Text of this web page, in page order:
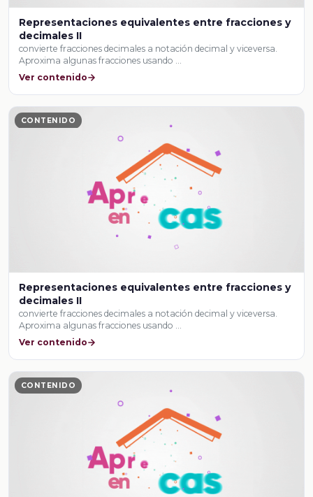
Representaciones equivalentes entre fracciones y
decimales II
convierte fracciones decimales a notación decimal y viceversa.
Aproxima algunas fracciones usando …
Ver contenido
CONTENIDO
Representaciones equivalentes entre fracciones y
decimales II
convierte fracciones decimales a notación decimal y viceversa.
Aproxima algunas fracciones usando …
Ver contenido
CONTENIDO